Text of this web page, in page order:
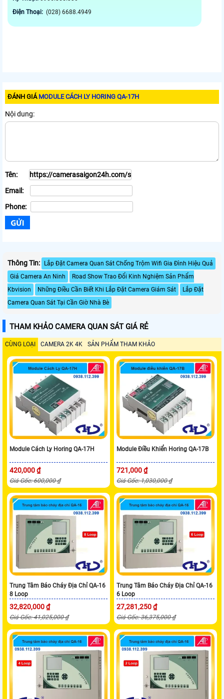
Điện Thoại: (028) 6688.4949
ĐÁNH GIÁ MODULE CÁCH LY HORING QA-17H
Nội dung:
Tên:
Email:
Phone:
Thông Tin:
Lắp Đặt Camera Quan Sát Chống Trộm Wifi Gia Đình Hiệu Quả
Giá Camera An Ninh
Road Show Trao Đổi Kinh Nghiệm Sản Phẩm
Kbvision
Những Điều Cần Biết Khi Lắp Đặt Camera Giám Sát
Lắp Đặt
Camera Quan Sát Tại Cần Giờ Nhà Bè
THAM KHẢO CAMERA QUAN SÁT GIÁ RẺ
CÙNG LOẠI CAMERA 2K 4K SẢN PHẨM THAM KHẢO
Module Cách Ly Horing QA-17H
420,000 ₫
Giá Gốc: 600,000 ₫
Module Điều Khiển Horing QA-17B
721,000 ₫
Giá Gốc: 1,030,000 ₫
Trung Tâm Báo Cháy Địa Chỉ QA-16
8 Loop
32,820,000 ₫
Giá Gốc: 41,025,000 ₫
Trung Tâm Báo Cháy Địa Chỉ QA-16
6 Loop
27,281,250 ₫
Giá Gốc: 36,375,000 ₫